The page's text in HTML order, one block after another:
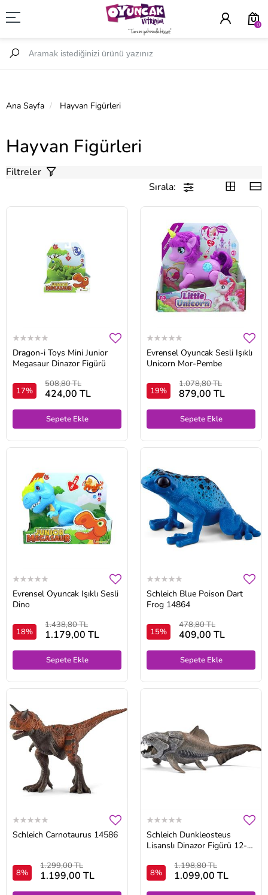
0
Ana Sayfa Hayvan Figürleri
Hayvan Figürleri
Filtreler
Sırala:
Dragon-i Toys Mini Junior
Megasaur Dinazor Figürü
17%
508,80 TL
424,00 TL
Sepete Ekle
Evrensel Oyuncak Sesli Işıklı
Unicorn Mor-Pembe
19%
1.078,80 TL
879,00 TL
Sepete Ekle
Evrensel Oyuncak Işıklı Sesli
Dino
18%
1.438,80 TL
1.179,00 TL
Sepete Ekle
Schleich Blue Poison Dart
Frog 14864
15%
478,80 TL
409,00 TL
Sepete Ekle
Schleich Carnotaurus 14586
8%
1.299,00 TL
1.199,00 TL
Schleich Dunkleosteus
Lisanslı Dinazor Figürü 12-
8%
1.198,80 TL
1.099,00 TL